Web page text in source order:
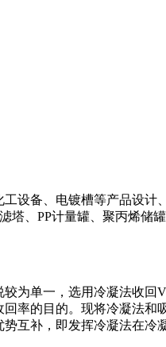
设备、电镀槽等产品设
塔、PP计量罐、聚丙烯
为单一，选用冷凝法收
率的目的。现将冷凝法
互补，即发挥冷凝法在